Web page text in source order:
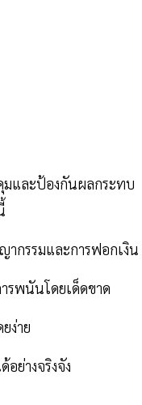
มและป้องกันผลกระทบ
กรรมและการฟอกเงิน
รพนันโดยเด็ดขาด
ง่าย
ย่างจริงจัง